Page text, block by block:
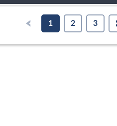
1 2 3